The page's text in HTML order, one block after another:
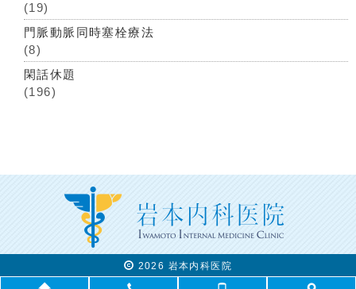
(19)
門脈動脈同時塞栓療法
(8)
閑話休題
(196)
2026 岩本内科医院